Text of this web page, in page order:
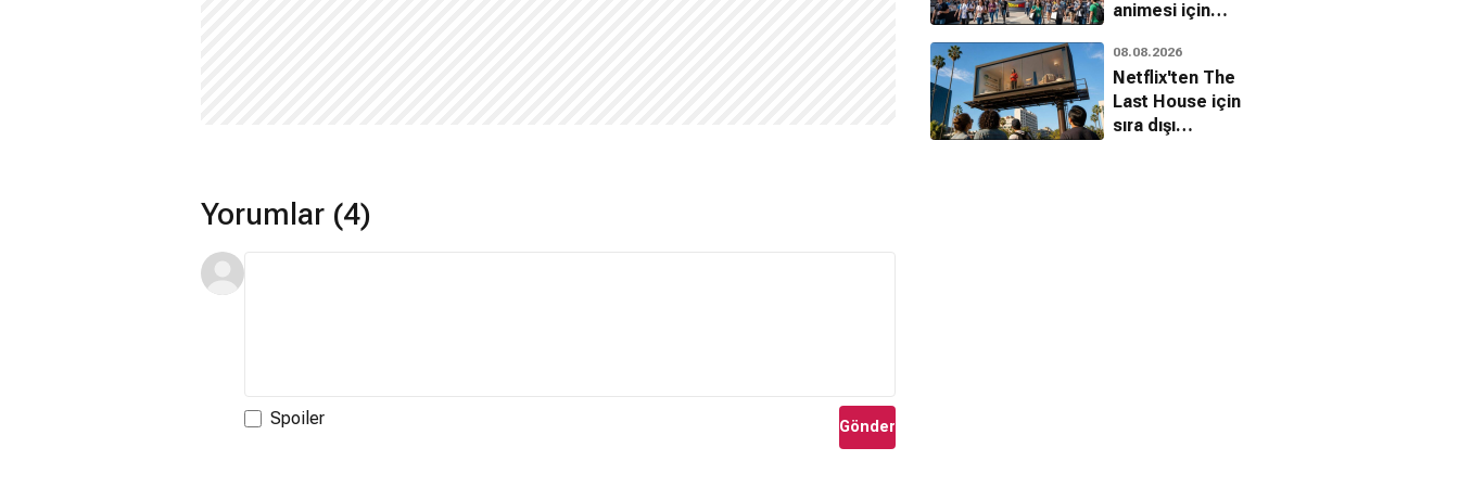
Yorumlar (4)
Spoiler Gönder
animesi için
detaylar
08.08.2026
Netflix'ten The
Last House için
sıra dışı